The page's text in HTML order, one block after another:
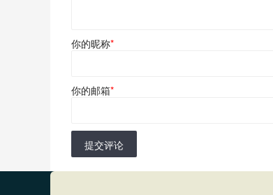
你的昵称*
你的邮箱*
提交评论